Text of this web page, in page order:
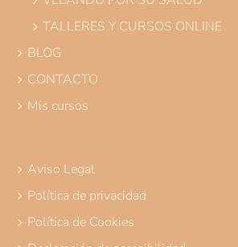
TALLERES Y CURSOS ONLINE
BLOG
CONTACTO
Mis cursos
Aviso Legal
Política de privacidad
Política de Cookies